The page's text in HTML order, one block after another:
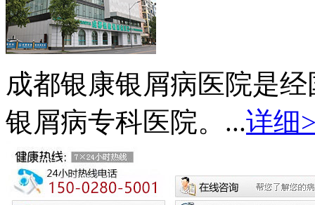
成都银康银屑病医院是
银屑病专科医院。...详细